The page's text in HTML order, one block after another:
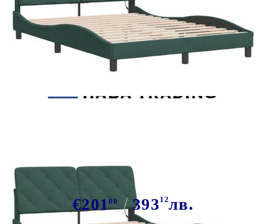
Сподели Tweet
см кадифе
€20100 393 12лв.